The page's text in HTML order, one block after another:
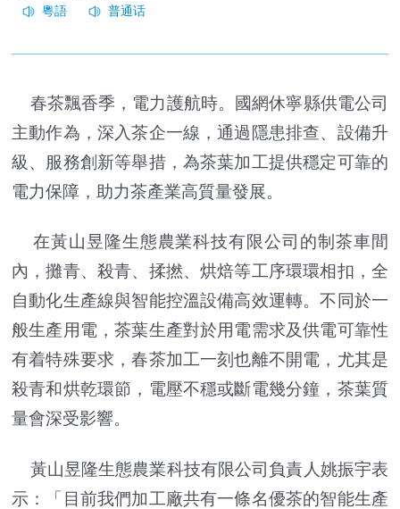
春茶飄香季，電力護航時。國網休寧縣供電公司
主動作為，深入茶企一線，通過隱患排查、設備升
級、服務創新等舉措，為茶葉加工提供穩定可靠的
電力保障，助力茶產業高質量發展。
在黃山昱隆生態農業科技有限公司的制茶車間
內，攤青、殺青、揉撚、烘焙等工序環環相扣，全
自動化生產線與智能控溫設備高效運轉。不同於一
般生產用電，茶葉生產對於用電需求及供電可靠性
有着特殊要求，春茶加工一刻也離不開電，尤其是
殺青和烘乾環節，電壓不穩或斷電幾分鐘，茶葉質
量會深受影響。
黃山昱隆生態農業科技有限公司負責人姚振宇表
示：「目前我們加工廠共有一條名優茶的智能生產